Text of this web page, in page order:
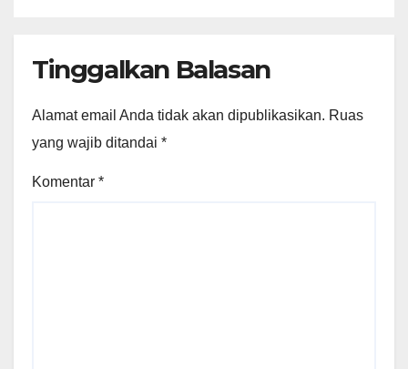
Tinggalkan Balasan
Alamat email Anda tidak akan dipublikasikan. Ruas
yang wajib ditandai *
Komentar *